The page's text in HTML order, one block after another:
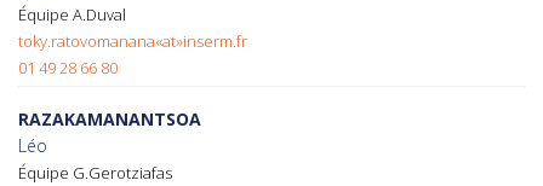
Équipe A.Duval
toky.ratovomanana«at»inserm.fr
01 49 28 66 80
RAZAKAMANANTSOA
Léo
Équipe G.Gerotziafas